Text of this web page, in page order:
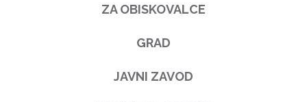
ZA OBISKOVALCE
GRAD
JAVNI ZAVOD